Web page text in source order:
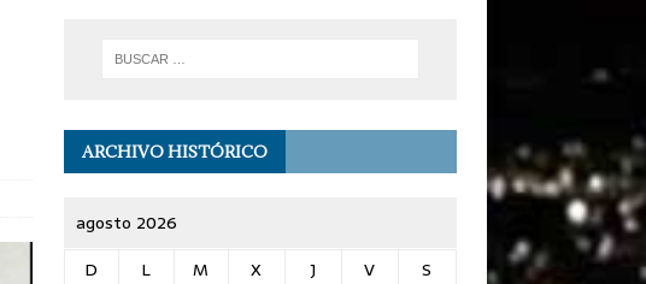
ARCHIVO HISTÓRICO
agosto 2026
D
L M X J V
S